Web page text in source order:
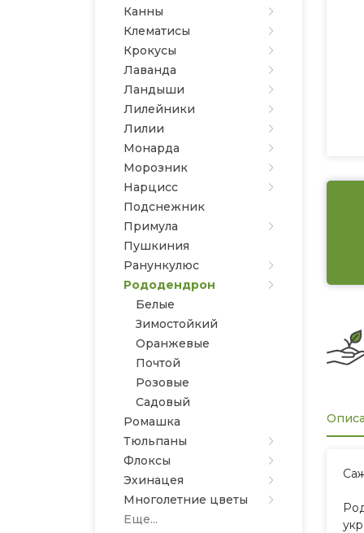
Канны
Клематисы
Крокусы
Лаванда
Ландыши
Лилейники
Лилии
Монарда
Морозник
Нарцисс
Подснежник
Примула
Пушкиния
Ранункулюс
Рододендрон
Белые
Зимостойкий
Оранжевые
Почтой
Розовые
Садовый
Ромашка
Тюльпаны
Флоксы
Эхинацея
Многолетние цветы
Еще...